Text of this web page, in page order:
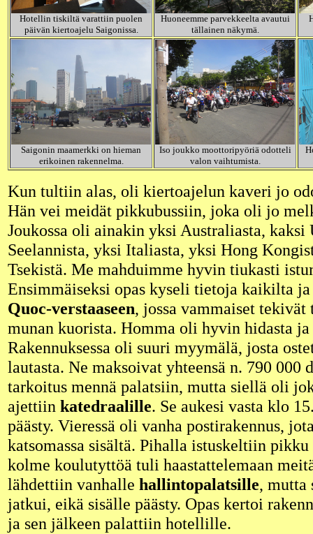
Hotellin tiskiltä varattiin puolen
päivän kiertoajelu Saigonissa.
Huoneemme parvekkeelta avautui
tällainen näkymä.
Saigonin maamerkki on hieman
erikoinen rakennelma.
Iso joukko moottoripyöriä odotteli
valon vaihtumista.
Kun tultiin alas, oli kiertoajelun kaveri jo
Hän vei meidät pikkubussiin, joka oli jo
Joukossa oli ainakin yksi Australiasta, kaksi
Seelannista, yksi Italiasta, yksi Hong
Tsekistä. Me mahduimme hyvin tiukasti
Ensimmäiseksi opas kyseli tietoja kaikilta
Quoc-verstaaseen, jossa vammaiset tekivät
munan kuorista. Homma oli hyvin hidasta
Rakennuksessa oli suuri myymälä, josta
lautasta. Ne maksoivat yhteensä n. 790 000
tarkoitus mennä palatsiin, mutta siellä oli
ajettiin katedraalille. Se aukesi vasta klo
päästy. Vieressä oli vanha postirakennus,
katsomassa sisältä. Pihalla istuskeltiin pikku
kolme koulutyttöä tuli haastattelemaan
lähdettiin vanhalle hallintopalatsille, mutta
jatkui, eikä sisälle päästy. Opas kertoi
ja sen jälkeen palattiin hotellille.